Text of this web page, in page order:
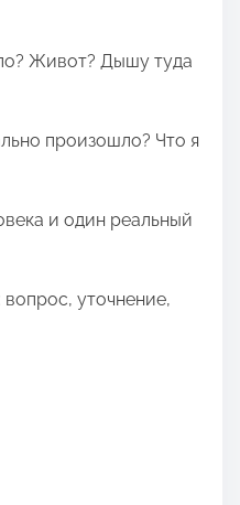
Живот? Дышу туда
произошло? Что я
и один реальный
уточнение,